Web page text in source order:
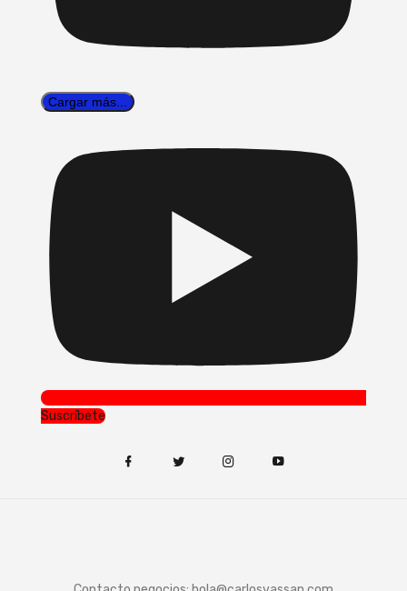
Cargar más...
Suscríbete